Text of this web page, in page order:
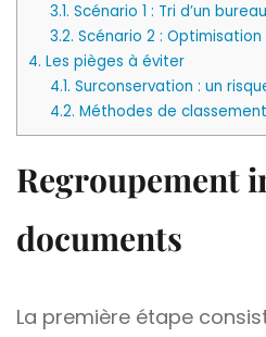
3.1. Scénario 1 : Tri d’un
3.2. Scénario 2 : Optimisation
4. Les pièges à éviter
4.1. Surconservation : un
4.2. Méthodes de
Regroupement
documents
La première étape